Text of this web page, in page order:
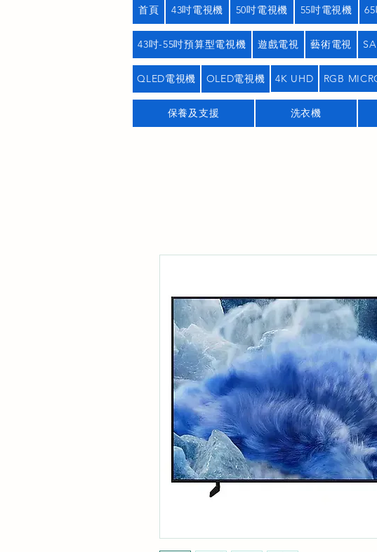
首頁 43吋電視機 50吋電視機 55吋電視機
43吋-55吋預算型電視機 遊戲電視 藝術電視
QLED電視機 OLED電視機 4K UHD RGB
保養及支援 洗衣機